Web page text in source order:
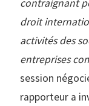
contraignant
droit
activités des
entreprises
session
rapporteur a